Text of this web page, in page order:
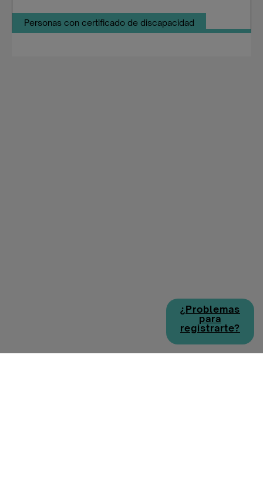
Personas con certificado de discapacidad
¿Problemas
para
registrarte?